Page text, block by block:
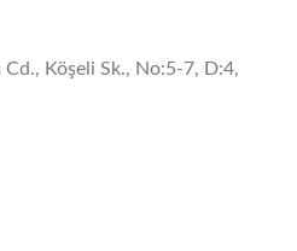
Köşeli Sk., No:5-7, D:4,